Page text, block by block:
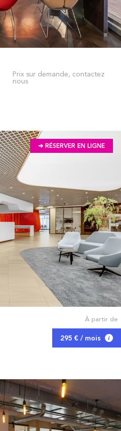
Prix sur demande, contactez
nous
➔ RÉSERVER EN LIGNE
À partir de
295 € / mois